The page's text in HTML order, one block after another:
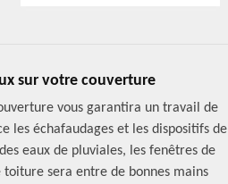
sur votre couverture
vous garantira un travail de
les échafaudages et les dispositifs de
eaux de pluviales, les fenêtres de
sera entre de bonnes mains